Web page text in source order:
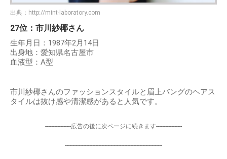
出典： http://mint-laboratory.com
27位：市川紗椰さん
生年月日：1987年2月14日
出身地：愛知県名古屋市
血液型：A型
市川紗椰さんのファッションスタイルと眉上バングのヘアス
タイルは抜け感や清潔感があると人気です。
-----------------広告の後に次ページに続きます-----------------
----------------------------------------------------------------